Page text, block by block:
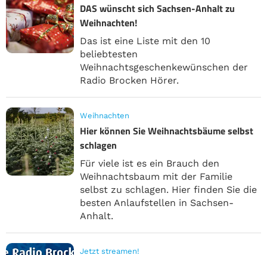
DAS wünscht sich Sachsen-Anhalt zu
Weihnachten!
Das ist eine Liste mit den 10
beliebtesten
Weihnachtsgeschenkewünschen der
Radio Brocken Hörer.
Weihnachten
Hier können Sie Weihnachtsbäume selbst
schlagen
Für viele ist es ein Brauch den
Weihnachtsbaum mit der Familie
selbst zu schlagen. Hier finden Sie die
besten Anlaufstellen in Sachsen-
Anhalt.
Jetzt streamen!